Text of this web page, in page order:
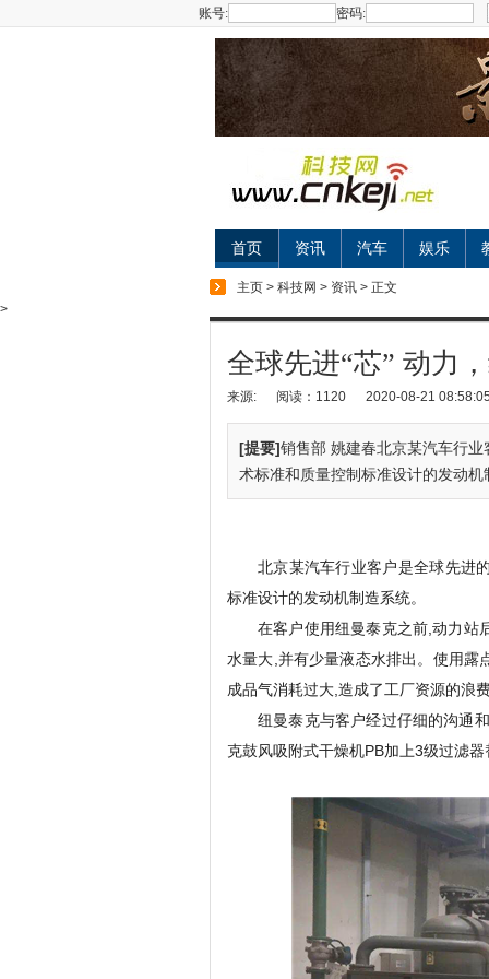
账号: 密码:
首页 资讯 汽车 娱乐
主页 > 科技网 > 资讯 > 正文
>
全球先进“芯” 动力
来源: 阅读：1120 2020-08-21
[提要]销售部 姚建春北京某汽车行
术标准和质量控制标准设计的发动
北京某汽车行业客户是全球先进
标准设计的发动机制造系统。
在客户使用纽曼泰克之前,动力站
水量大,并有少量液态水排出。使用露
成品气消耗过大,造成了工厂资源的浪
纽曼泰克与客户经过仔细的沟通
克鼓风吸附式干燥机PB加上3级过滤